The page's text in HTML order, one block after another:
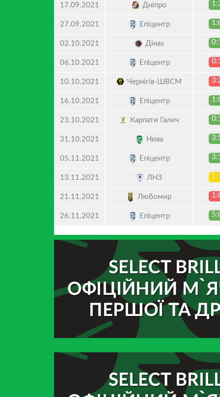
17.09.2021 Дніпро
27.09.2021 Епіцентр
02.10.2021 Діназ
06.10.2021 Епіцентр
10.10.2021 Чернігів-ШВСМ
16.10.2021 Епіцентр
23.10.2021 Карпати Галич
31.10.2021 Нива
05.11.2021 Епіцентр
13.11.2021 ЛНЗ
21.11.2021 Любомир
26.11.2021 Епіцентр